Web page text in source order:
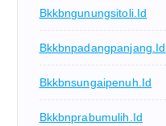
Bkkbngunungsitoli.id
Bkkbnpadangpanjang.id
Bkkbnsungaipenuh.id
Bkkbnprabumulih.id